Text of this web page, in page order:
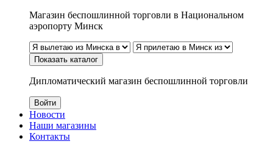
Магазин беспошлинной торговли в Национальном
аэропорту Минск
Показать каталог
Дипломатический магазин беспошлинной торговли
Войти
Новости
Наши магазины
Контакты